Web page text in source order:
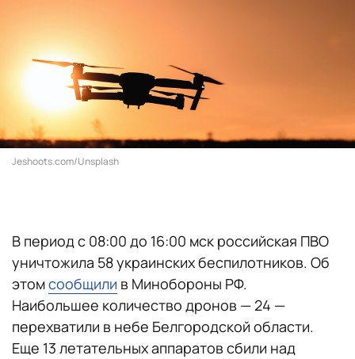
Jeshoots.com/Unsplash
В период с 08:00 до 16:00 мск российская ПВО
уничтожила 58 украинских беспилотников. Об
этомсообщили в Минобороны РФ.
Наибольшее количество дронов — 24 —
перехватили в небе Белгородской области.
Еще 13 летательных аппаратов сбили над